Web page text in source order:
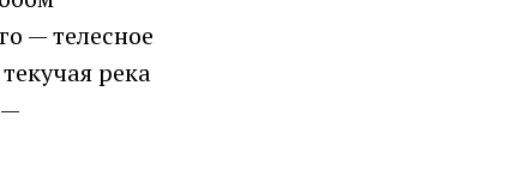
— телесное
река
—